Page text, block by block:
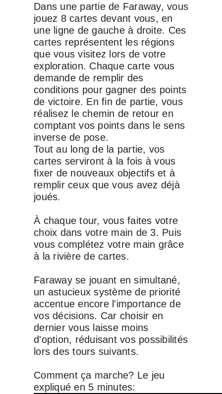
Dans une partie de Faraway, vous
jouez 8 cartes devant vous, en
une ligne de gauche à droite. Ces
cartes représentent les régions
que vous visitez lors de votre
exploration. Chaque carte vous
demande de remplir des
conditions pour gagner des points
de victoire. En fin de partie, vous
réalisez le chemin de retour en
comptant vos points dans le sens
inverse de pose.
Tout au long de la partie, vos
cartes serviront à la fois à vous
fixer de nouveaux objectifs et à
remplir ceux que vous avez déjà
joués.
À chaque tour, vous faites votre
choix dans votre main de 3. Puis
vous complétez votre main grâce
à la rivière de cartes.
Faraway se jouant en simultané,
un astucieux système de priorité
accentue encore l'importance de
vos décisions. Car choisir en
dernier vous laisse moins
d'option, réduisant vos possibilités
lors des tours suivants.
Comment ça marche? Le jeu
expliqué en 5 minutes: